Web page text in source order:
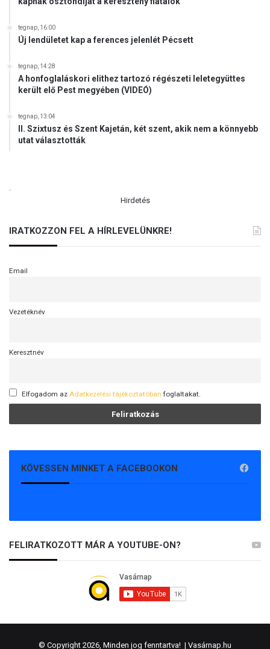
tegnap, 16:00
Új lendületet kap a ferences jelenlét Pécsett
tegnap, 14:28
A honfoglaláskori elithez tartozó régészeti leletegyüttes
került elő Pest megyében (VIDEÓ)
tegnap, 13:04
II. Szixtusz és Szent Kajetán, két szent, akik nem a könnyebb
utat választották
.
Hirdetés
IRATKOZZON FEL A HÍRLEVELÜNKRE!
Email
Vezetéknév
Keresztnév
Elfogadom az Adatkezelési tájékoztatóban foglaltakat.
KÖVESSEN MINKET A FACEBOOKON
FELIRATKOZOTT MÁR A YOUTUBE-ON?
© Copyright 2026, Minden jog fenntartva! | Vasárnap.hu